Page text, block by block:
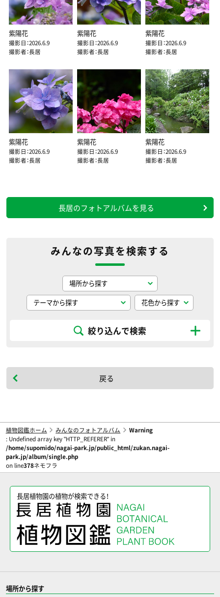
紫陽花
撮影日：2026.6.9
撮影者：長居
紫陽花
撮影日：2026.6.9
撮影者：長居
紫陽花
撮影日：2026.6.9
撮影者：長居
紫陽花
撮影日：2026.6.9
撮影者：長居
紫陽花
撮影日：2026.6.9
撮影者：長居
紫陽花
撮影日：2026.6.9
撮影者：長居
長居のフォトアルバムを見る
みんなの写真を検索する
絞り込んで検索
戻る
植物図鑑ホーム みんなのフォトアルバム
Warning
: Undefined array key "HTTP_REFERER" in
/home/supomido/nagai-park.jp/public_html/zukan.nagai-
park.jp/album/single.php
on line378ネモフラ
長居植物園の植物が検索できる！
場所から探す